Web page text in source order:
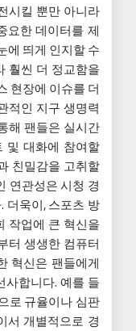
시킬 뿐만 아니라
요한 데이터를 제
에 띄게 인지할 수
훨씬 더 정교함을
현장에 이슈를 더
적인 지구 생명력
해 팬들은 실시간
및 대화에 참여할
친밀감을 고취할
연관성은 시청 경
더욱이, 스포츠 방
작업에 큰 혁신을
터 생생한 컴퓨터
혁신은 팬들에게
사합니다. 예를 들
로 규율이나 심판
서 개별적으로 경